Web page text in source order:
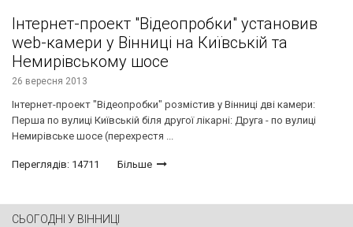
Інтернет-проект "Відеопробки" установив
web-камери у Вінниці на Київській та
Немирівському шосе
26 вересня 2013
Інтернет-проект "Відеопробки" розмістив у Вінниці дві камери:
Перша по вулиці Київській біля другої лікарні: Друга - по вулиці
Немирівське шосе (перехрестя ...
Переглядів: 14711 Більше
СЬОГОДНІ У ВІННИЦІ